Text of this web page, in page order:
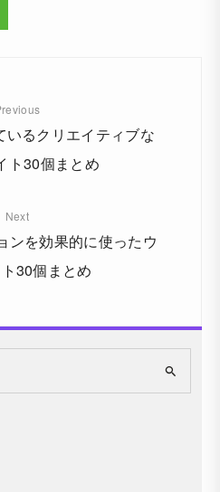
いるクリエイティブな
ト30個まとめ
Next
ンを効果的に使ったウ
30個まとめ